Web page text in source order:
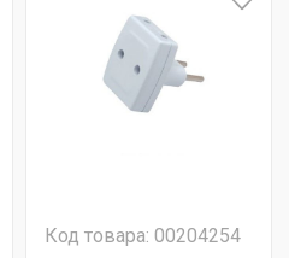
Код товара: 00204254